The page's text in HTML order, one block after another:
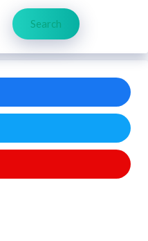
Search